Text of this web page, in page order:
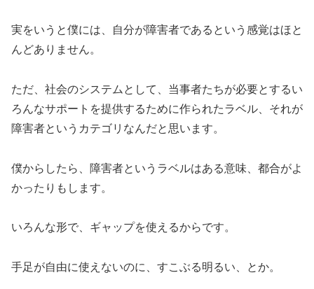
実をいうと僕には、自分が障害者であるという感覚はほと
んどありません。
ただ、社会のシステムとして、当事者たちが必要とするい
ろんなサポートを提供するために作られたラベル、それが
障害者というカテゴリなんだと思います。
僕からしたら、障害者というラベルはある意味、都合がよ
かったりもします。
いろんな形で、ギャップを使えるからです。
手足が自由に使えないのに、すこぶる明るい、とか。